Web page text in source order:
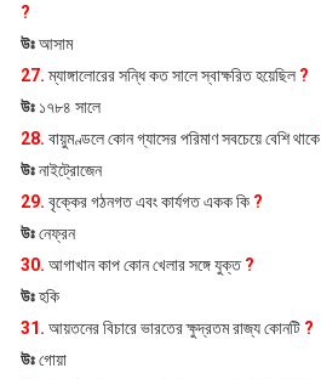
?
উঃআসাম
27.ম্যাঙ্গালোরের সন্ধি কত সালে স্বাক্ষরিত হয়েছিল ?
উঃ১৭৮৪ সালে
28. বায়ুমণ্ডলে কোন গ্যাসের পরিমাণ সবচেয়ে বেশি থাকে
উঃনাইট্রোজেন
29. বৃক্কের গঠনগত এবং কার্যগত একক কি ?
উঃনেফ্রন
30. আগাখান কাপ কোন খেলার সঙ্গে যুক্ত?
উঃহকি
31. আয়তনের বিচারে ভারতের ক্ষুদ্রতম রাজ্য কোনটি ?
উঃগোয়া